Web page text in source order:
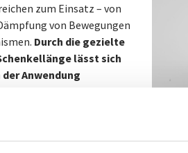
zum Einsatz – von
von Bewegungen
Durch die gezielte
lässt sich
Anwendung
auch bei beengten
für
ihre Zuverlässigkeit,
intensiver